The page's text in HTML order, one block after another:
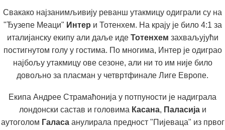
Свакако најзанимљивију реванш утакмицу одиграли су на
"Ђузепе Меаци" Интер и Тотенхем. На крају је било 4:1 за
италијанску екипу али даље идеТотенхем захваљујући
постигнутом голу у гостима. По многима, Интер је одиграо
најбољу утакмицу ове сезоне, али ни то им није било
довољно за пласман у четвртфинале Лиге Европе.
Екипа Андрее Страмаћонија у потпуности је надиграла
лондонски састав и головима Касана, Паласија и
аутоголом Галаса анулирала предност "Пијеваца" из првог